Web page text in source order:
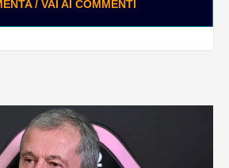
/ VAI AI COMMENTI